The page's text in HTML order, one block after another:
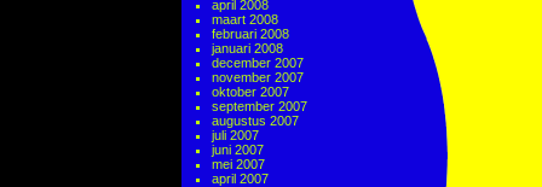
april 2008
maart 2008
februari 2008
januari 2008
december 2007
november 2007
oktober 2007
september 2007
augustus 2007
juli 2007
juni 2007
mei 2007
april 2007